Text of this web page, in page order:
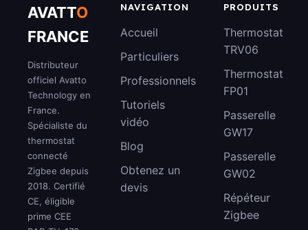
AVATTO
FRANCE
Distributeur
officiel Avatto
Technology en
France.
Spécialiste du
thermostat
connecté
Zigbee depuis
2018. Certifié
CE, éligible
prime CEE
NAVIGATION
Accueil
Particuliers
Professionnels
Tutoriels
vidéo
Blog
Obtenez un
devis
PRODUITS
Thermostat
TRV06
Thermostat
FP01
Passerelle
GW17
Passerelle
GW02
Répéteur
Zigbee